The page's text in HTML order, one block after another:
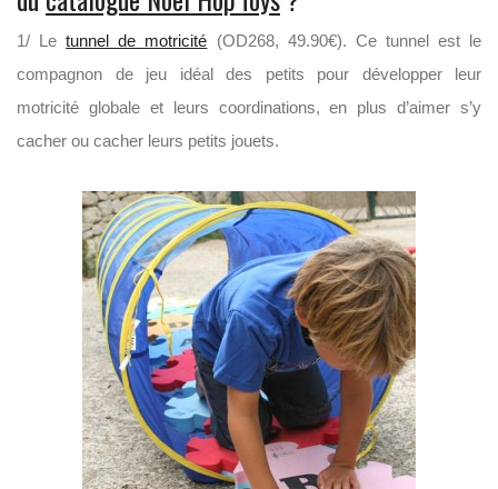
1/ Letunnel de motricité (OD268, 49.90€). Ce tunnel est le
compagnon de jeu idéal des petits pour développer leur
motricité globale et leurs coordinations, en plus d’aimer s’y
cacher ou cacher leurs petits jouets.